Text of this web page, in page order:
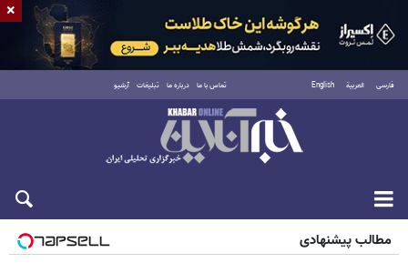
فارسی العربية English تماس با ما درباره ما تبلیغات آرشیو
شنبه ۱۷ مرداد ۱۴۰۵
مطالب پیشنهادی
×